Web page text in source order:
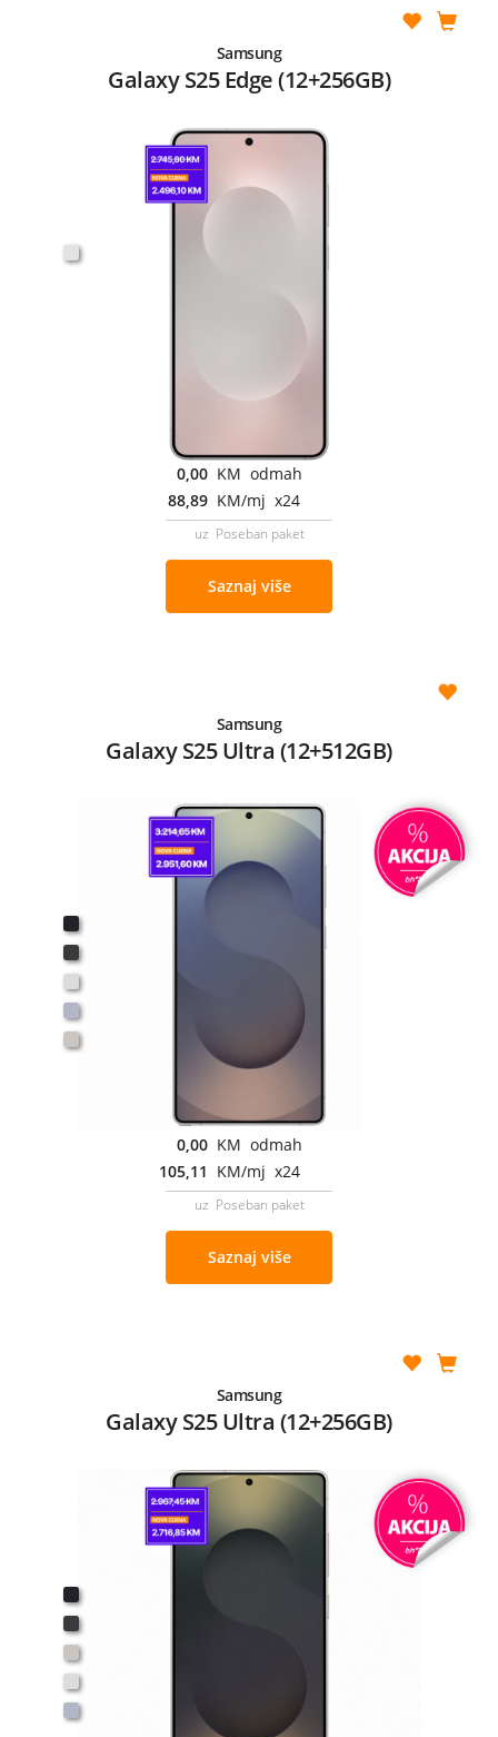
Samsung
Galaxy S25 Edge (12+256GB)
0,00 KM odmah
88,89 KM/mj x24
uz Poseban paket
Saznaj više
Samsung
Galaxy S25 Ultra (12+512GB)
0,00 KM odmah
105,11 KM/mj x24
uz Poseban paket
Saznaj više
Samsung
Galaxy S25 Ultra (12+256GB)